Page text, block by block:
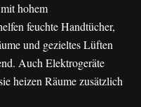
hohem
feuchte Handtücher,
und gezieltes Lüften
Auch Elektrogeräte
heizen Räume zusätzlich